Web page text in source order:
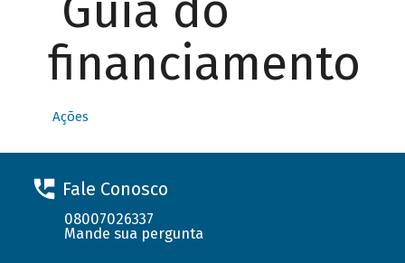
financiamento
Ações
Fale Conosco
08007026337
Mande sua pergunta